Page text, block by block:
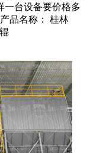
一台设备要价格多
品名称： 桂林